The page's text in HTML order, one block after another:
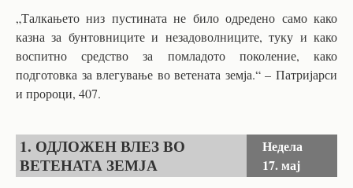
„Талкањето низ пустината не било одредено само како
казна за бунтовниците и незадоволниците, туку и како
воспитно средство за помладото поколение, како
подготовка за влегување во ветената земја.“ – Патријарси
и пророци, 407.
1. ОДЛОЖЕН ВЛЕЗ ВО
ВЕТЕНАТА ЗЕМЈА
Недела
17. мај